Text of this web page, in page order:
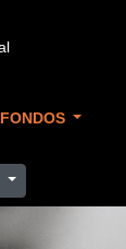
FONDOS